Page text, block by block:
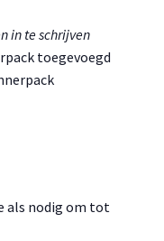
in te schrijven
toegevoegd
als nodig om tot